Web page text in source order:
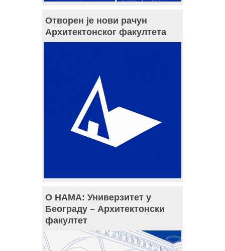
Отворен је нови рачун
Архитектонског факултета
О НАМА: Универзитет у
Београду – Архитектонски
факултет